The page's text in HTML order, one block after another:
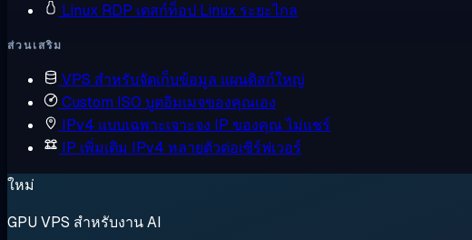
Linux RDP เดสก์ท็อป Linux ระยะไกล
ส่วนเสริม
VPS สำหรับจัดเก็บข้อมูล แผนดิสก์ใหญ่
Custom ISO บูตอิมเมจของคุณเอง
IPv4 แบบเฉพาะเจาะจง IP ของคุณ ไม่แชร์
IP เพิ่มเติม IPv4 หลายตัวต่อเซิร์ฟเวอร์
ใหม่
GPU VPS สำหรับงาน AI